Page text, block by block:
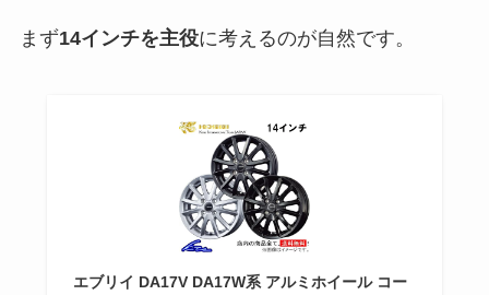
まず14インチを主役に考えるのが自然です。
エブリイ DA17V DA17W系 アルミホイール コー